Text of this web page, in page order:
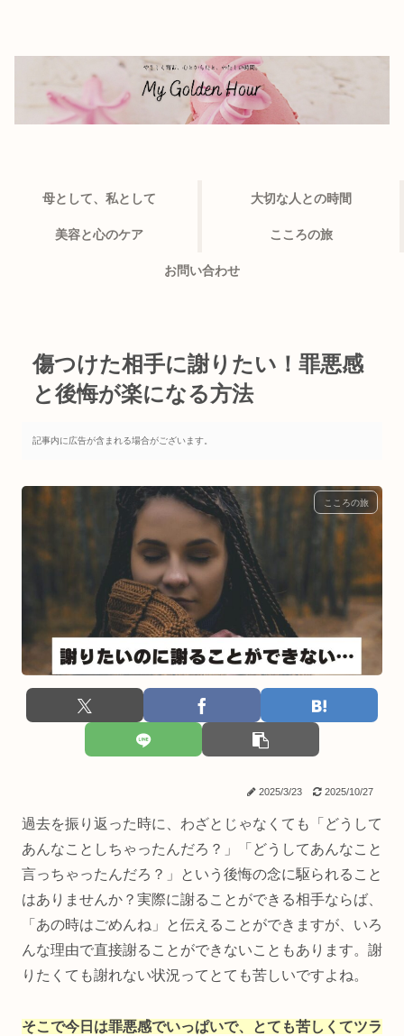
母として、私として 大切な人との時間
美容と心のケア こころの旅
お問い合わせ
傷つけた相手に謝りたい！罪悪感
と後悔が楽になる方法
記事内に広告が含まれる場合がございます。
こころの旅
2025/3/23 2025/10/27
過去を振り返った時に、わざとじゃなくても「どうして
あんなことしちゃったんだろ？」「どうしてあんなこと
言っちゃったんだろ？」という後悔の念に駆られること
はありませんか？実際に謝ることができる相手ならば、
「あの時はごめんね」と伝えることができますが、いろ
んな理由で直接謝ることができないこともあります。謝
りたくても謝れない状況ってとても苦しいですよね。
そこで今日は罪悪感でいっぱいで、とても苦しくてツラ